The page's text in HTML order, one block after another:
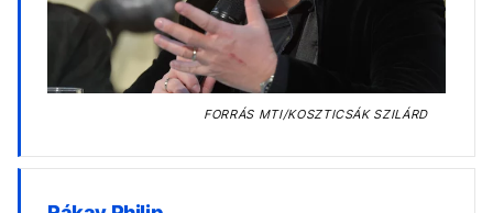
FORRÁS MTI/KOSZTICSÁK SZILÁRD